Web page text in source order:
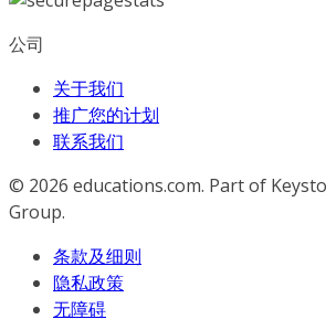
公司
关于我们
推广您的计划
联系我们
© 2026 educations.com. Part of
Group.
条款及细则
隐私政策
无障碍